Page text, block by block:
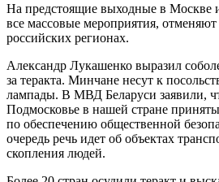
На предстоящие выходные в Москве
все массовые мероприятия,
российских регионах.
Александр Лукашенко выразил
за теракта. Минчане несут к
лампады. В МВД Беларуси заявили,
Подмосковье в нашей стране
по обеспечению общественной
очередь речь идет об объектах
скопления людей.